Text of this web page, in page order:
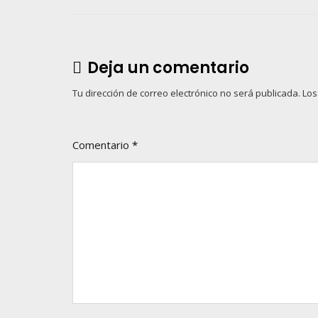
Deja un comentario
Tu dirección de correo electrónico no será publicada.
Comentario *